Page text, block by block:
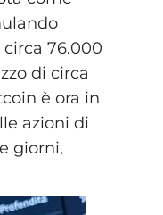
76.000
di circa
è ora in
azioni di
giorni,